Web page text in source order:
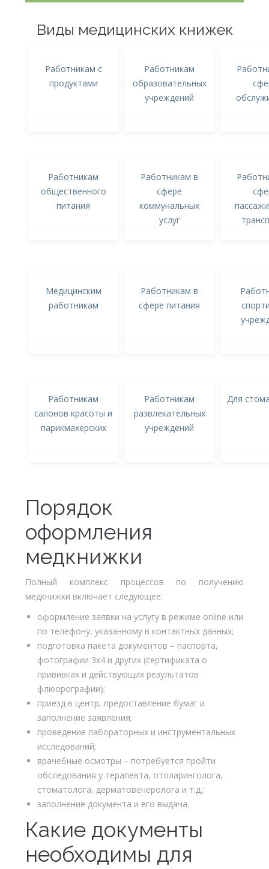
Виды медицинских книжек
Работникам с
продуктами
Работникам
общественного
питания
Работникам
образовательных
учреждений
Работникам в
сфере
коммунальных
услуг
Медицинским
работникам
Работникам
салонов красоты и
парикмахерских
Работникам в
сфере питания
Работникам
развлекательных
учреждений
Для
Порядок
оформления
медкнижки
Полный комплекс процессов по получению
медкнижки включает следующее:
оформление заявки на услугу в режиме online или
по телефону, указанному в контактных данных;
подготовка пакета документов – паспорта,
фотографии 3х4 и других (сертификата о
прививках и действующих результатов
флюорографии);
приезд в центр, предоставление бумаг и
заполнение заявления;
проведение лабораторных и инструментальных
исследований;
врачебные осмотры – потребуется пройти
обследования у терапевта, отоларинголога,
стоматолога, дерматовенеролога и т.д.;
заполнение документа и его выдача.
Какие документы
необходимы для